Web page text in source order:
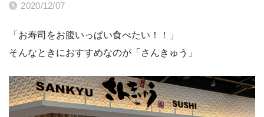
2020/12/07
「お寿司をお腹いっぱい食べたい！！」
そんなときにおすすめなのが「さんきゅう」